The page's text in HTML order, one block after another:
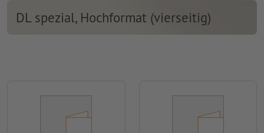
DL spezial, Hochformat (vierseitig)